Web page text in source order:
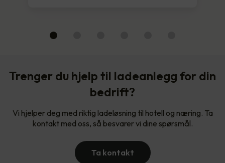
Trenger du hjelp til ladeanlegg for din
bedrift?
Vi hjelper deg med riktig ladeløsning til hotell og næring. Ta
kontakt med oss, så besvarer vi dine spørsmål.
Ta kontakt